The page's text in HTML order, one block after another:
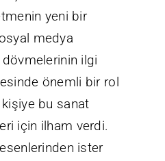
yeni bir
medya
dövmelerinin ilgi
önemli bir rol
kişiye bu sanat
için ilham verdi.
ister